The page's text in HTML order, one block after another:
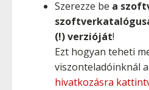
Szerezze be a
(!) verzióját!
Ezt hogyan teheti
viszonteladóinknál
hivatkozásra